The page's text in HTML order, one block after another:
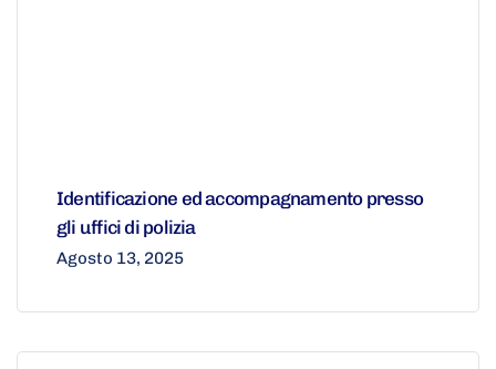
Identificazione ed accompagnamento presso
gli uffici di polizia
Agosto 13, 2025